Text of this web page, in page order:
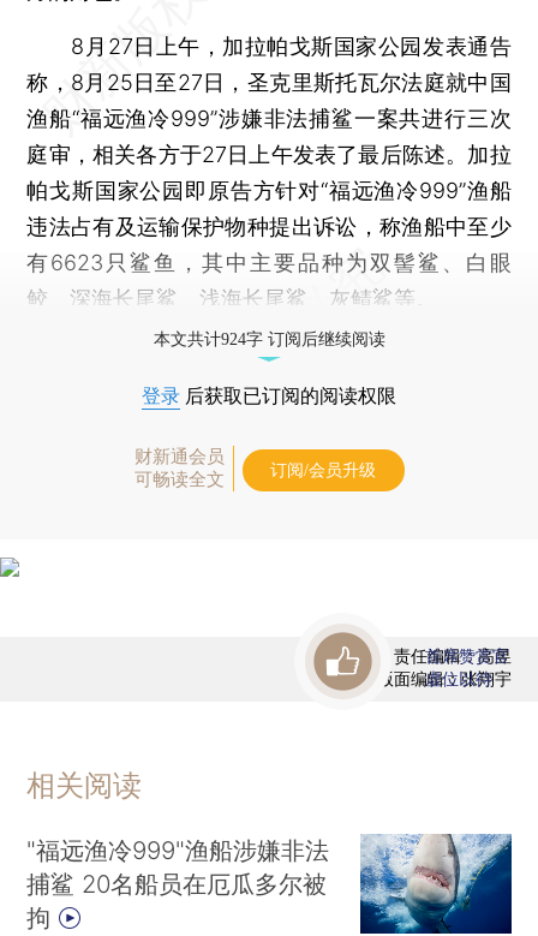
8月27日上午，加拉帕戈斯国家公园发表通告
称，8月25日至27日，圣克里斯托瓦尔法庭就中国
渔船“福远渔冷999”涉嫌非法捕鲨一案共进行三次
庭审，相关各方于27日上午发表了最后陈述。加拉
帕戈斯国家公园即原告方针对“福远渔冷999”渔船
违法占有及运输保护物种提出诉讼，称渔船中至少
有6623只鲨鱼，其中主要品种为双髻鲨、白眼
鲛、深海长尾鲨、浅海长尾鲨、灰鲭鲨等。
本文共计924字 订阅后继续阅读
登录 后获取已订阅的阅读权限
财新通会员
可畅读全文
订阅/会员升级
责任编辑：高昱
版面编辑：张翔宇
首席赞赏官
虚位以待
相关阅读
"福远渔冷999"渔船涉嫌非法
捕鲨 20名船员在厄瓜多尔被
拘